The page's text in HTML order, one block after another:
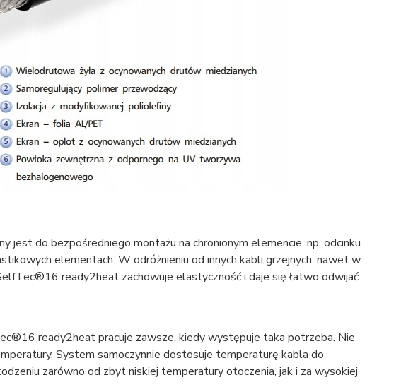
do bezpośredniego montażu na chronionym elemencie, np. odcinku
elementach. W odróżnieniu od innych kabli grzejnych, nawet w
ready2heat zachowuje elastyczność i daje się łatwo odwijać.
ready2heat pracuje zawsze, kiedy występuje taka potrzeba. Nie
System samoczynnie dostosuje temperaturę kabla do
zarówno od zbyt niskiej temperatury otoczenia, jak i za wysokiej